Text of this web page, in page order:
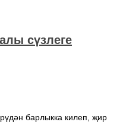
сүзлеге
барлыкка килеп, җир